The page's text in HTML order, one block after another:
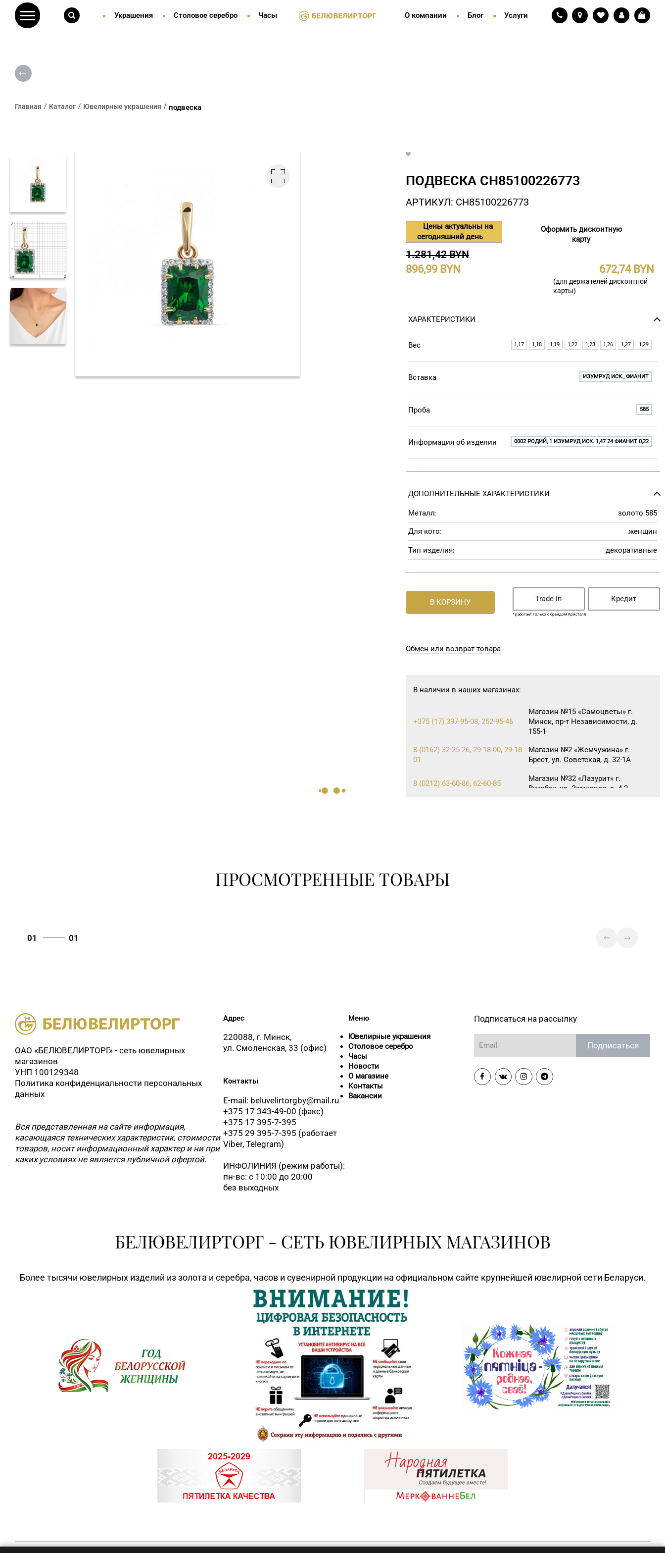
Украшения Столовое серебро Часы О компании Блог Услуги
Главная Каталог Ювелирные украшения подвеска
ПОДВЕСКА СH85100226773
АРТИКУЛ: СH85100226773
Цены актуальны на
сегодняшний день
Оформить дисконтную
карту
1.281,42 BYN
896,99 672,74
(для держателей дисконтной
карты)
ХАРАКТЕРИСТИКИ
Вес 1,17 1,18 1,19 1,22 1,23 1,26 1,27 1,29
Вставка ИЗУМРУД ИСК., ФИАНИТ
Проба 585
Информация об изделии 0002 РОДИЙ, 1 ИЗУМРУД ИСК. 1,47 24 ФИАНИТ 0,22
ДОПОЛНИТЕЛЬНЫЕ ХАРАКТЕРИСТИКИ
Металл: золото 585
Для кого: женщин
Тип изделия: декоративные
В КОРЗИНУ Trade in Кредит
* работает только с брендом Кристалл
Обмен или возврат товара
В наличии в наших магазинах:
+375 (17) 397-95-08, 252-95-46
Магазин №15 «Самоцветы» г.
Минск, пр-т Независимости, д.
155-1
8 (0162) 32-25-26, 29-18-00, 29-18-
01
Магазин №2 «Жемчужина» г.
Брест, ул. Советская, д. 32-1А
8 (0212) 63-60-86, 62-60-85
Магазин №32 «Лазурит» г.
Витебск, ул. Замковая, д. 4-2
№76 «БЕЛЮВЕЛИРТОРГ» г.
+375 (17) 241-74-75, 241-74-79
(ТЦ «Червенский»)
Магазин №89
«БЕЛЮВЕЛИРТОРГ» г. Пинск, ул.
ПРОСМОТРЕННЫЕ ТОВАРЫ
01 01
ОАО «БЕЛЮВЕЛИРТОРГ» - сеть ювелирных
магазинов
УНП 100129348
Политика конфиденциальности персональных
данных
Вся представленная на сайте информация,
касающаяся технических характеристик, стоимости
товаров, носит информационный характер и ни при
каких условиях не является публичной офертой.
Адрес
220088, г. Минск,
ул. Смоленская, 33 (офис)
Контакты
E-mail: beluvelirtorgby@mail.ru
+375 17 343-49-00 (факс)
+375 17 395-7-395
+375 29 395-7-395 (работает
Viber, Telegram)
ИНФОЛИНИЯ (режим работы):
пн-вс: с 10:00 до 20:00
без выходных
Меню
Ювелирные украшения
Столовое серебро
Часы
Новости
О магазине
Контакты
Вакансии
Подписаться на рассылку
Подписаться
БЕЛЮВЕЛИРТОРГ - СЕТЬ ЮВЕЛИРНЫХ МАГАЗИНОВ
Более тысячи ювелирных изделий из золота и серебра, часов и сувенирной продукции на официальном сайте крупнейшей ювелирной сети Беларуси.